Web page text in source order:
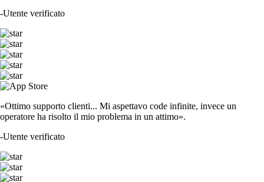
-Utente verificato
«Ottimo supporto clienti... Mi aspettavo code infinite, invece un
operatore ha risolto il mio problema in un attimo».
-Utente verificato